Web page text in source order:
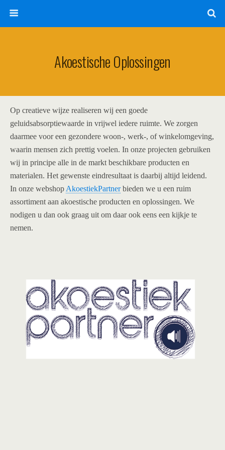
Akoestische Oplossingen
Op creatieve wijze realiseren wij een goede
geluidsabsorptiewaarde in vrijwel iedere ruimte. We zorgen
daarmee voor een gezondere woon-, werk-, of winkelomgeving,
waarin mensen zich prettig voelen. In onze projecten gebruiken
wij in principe alle in de markt beschikbare producten en
materialen. Het gewenste eindresultaat is daarbij altijd leidend.
In onze webshop AkoestiekPartnerbieden we u een ruim
assortiment aan akoestische producten en oplossingen. We
nodigen u dan ook graag uit om daar ook eens een kijkje te
nemen.